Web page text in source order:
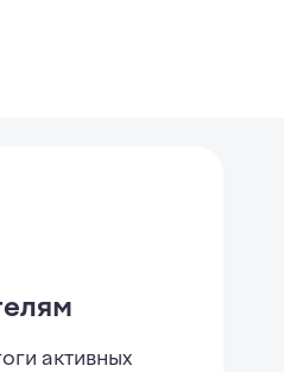
активных